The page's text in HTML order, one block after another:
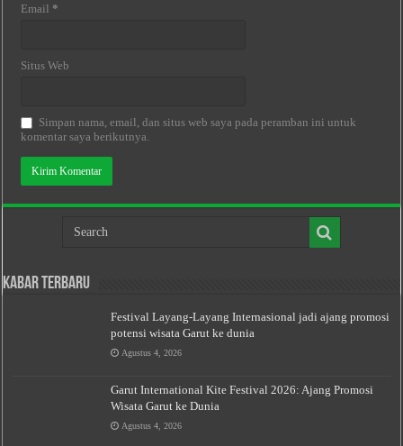
Email *
Situs Web
Simpan nama, email, dan situs web saya pada peramban ini untuk
komentar saya berikutnya.
Kabar Terbaru
Festival Layang-Layang Internasional jadi ajang promosi
potensi wisata Garut ke dunia
Agustus 4, 2026
Garut International Kite Festival 2026: Ajang Promosi
Wisata Garut ke Dunia
Agustus 4, 2026